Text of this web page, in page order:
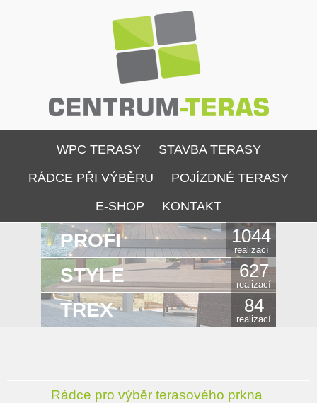
WPC TERASY
STAVBA TERASY
RÁDCE PŘI VÝBĚRU
POJÍZDNÉ TERASY
E-SHOP
KONTAKT
PROFI 1044
realizací
STYLE 627
realizací
TREX 84
realizací
Rádce pro výběr terasového prkna